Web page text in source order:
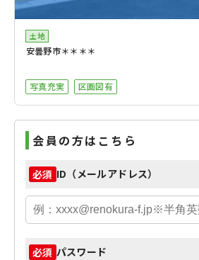
土地
安曇野市＊＊＊＊
写真充実 区画図有
会員の方はこちら
必須 ID（メールアドレス）
必須 パスワード